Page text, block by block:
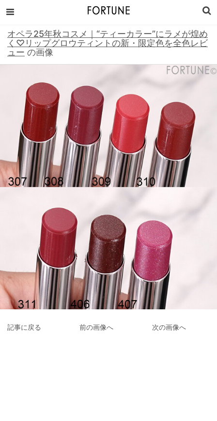
オペラ25年秋コスメ｜“ティーカラー”にラメが煌め
く♡リップグロウティントの新・限定色を全色レビ
ュー の画像
記事に戻る 前の画像へ 次の画像へ